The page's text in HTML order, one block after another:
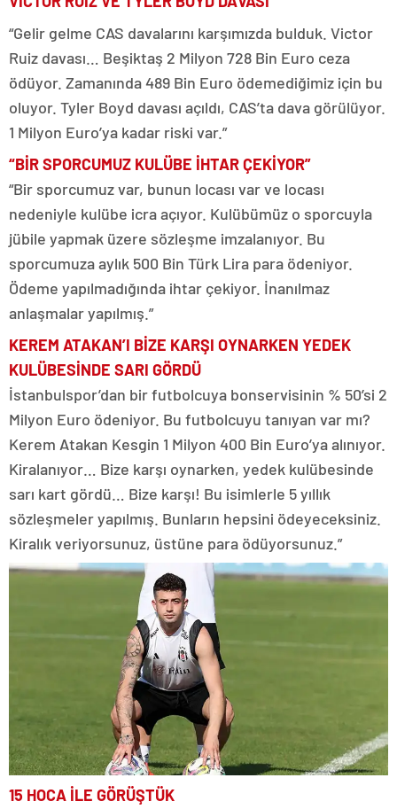
“Gelir gelme CAS davalarını karşımızda bulduk. Victor
Ruiz davası… Beşiktaş 2 Milyon 728 Bin Euro ceza
ödüyor. Zamanında 489 Bin Euro ödemediğimiz için bu
oluyor. Tyler Boyd davası açıldı, CAS’ta dava görülüyor.
1 Milyon Euro’ya kadar riski var.”
“BİR SPORCUMUZ KULÜBE İHTAR ÇEKİYOR”
“Bir sporcumuz var, bunun locası var ve locası
nedeniyle kulübe icra açıyor. Kulübümüz o sporcuyla
jübile yapmak üzere sözleşme imzalanıyor. Bu
sporcumuza aylık 500 Bin Türk Lira para ödeniyor.
Ödeme yapılmadığında ihtar çekiyor. İnanılmaz
anlaşmalar yapılmış.”
KEREM ATAKAN’I BİZE KARŞI OYNARKEN YEDEK
KULÜBESİNDE SARI GÖRDÜ
İstanbulspor’dan bir futbolcuya bonservisinin % 50’si 2
Milyon Euro ödeniyor. Bu futbolcuyu tanıyan var mı?
Kerem Atakan Kesgin 1 Milyon 400 Bin Euro’ya alınıyor.
Kiralanıyor… Bize karşı oynarken, yedek kulübesinde
sarı kart gördü… Bize karşı! Bu isimlerle 5 yıllık
sözleşmeler yapılmış. Bunların hepsini ödeyeceksiniz.
Kiralık veriyorsunuz, üstüne para ödüyorsunuz.”
15 HOCA İLE GÖRÜŞTÜK